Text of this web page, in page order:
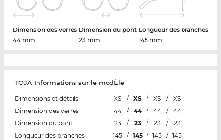
Dimension des verres
44 mm
Dimension du pont
23 mm
Longueur des branches
145 mm
TOJA Informations sur le modÈle
Dimensions et détails XS / XS / XS /
XS
Dimension des verres
44 / 44 / 44 /
44
Dimension du pont
23 / 23 / 23 /
23
Longueur des branches
145 / 145 / 145 / 145